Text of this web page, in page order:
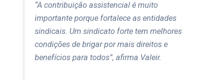
“A contribuição assistencial é muito
importante porque fortalece as entidades
sindicais. Um sindicato forte tem melhores
condições de brigar por mais direitos e
benefícios para todos”, afirma Valeir.